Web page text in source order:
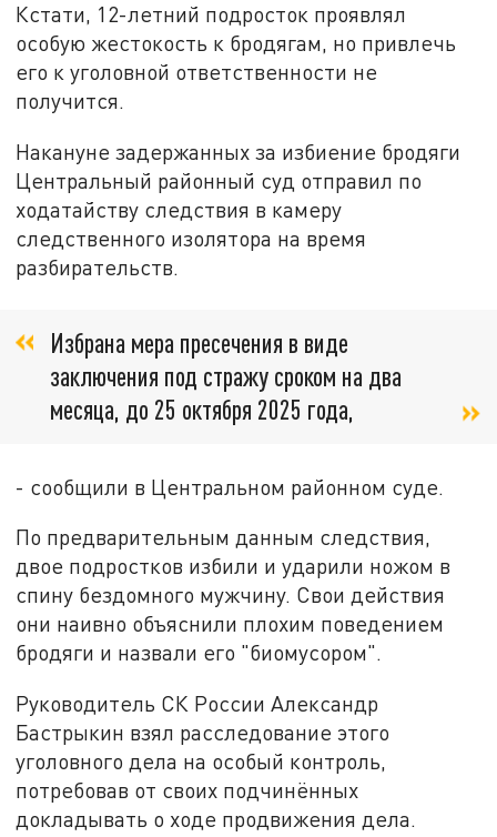
Кстати, 12-летний подросток проявлял
особую жестокость к бродягам, но привлечь
его к уголовной ответственности не
получится.
Накануне задержанных за избиение бродяги
Центральный районный суд отправил по
ходатайству следствия в камеру
следственного изолятора на время
разбирательств.
Избрана мера пресечения в виде
заключения под стражу сроком на два
месяца, до 25 октября 2025 года,
- сообщили в Центральном районном суде.
По предварительным данным следствия,
двое подростков избили и ударили ножом в
спину бездомного мужчину. Свои действия
они наивно объяснили плохим поведением
бродяги и назвали его "биомусором".
Руководитель СК России Александр
Бастрыкин взял расследование этого
уголовного дела на особый контроль,
потребовав от своих подчинённых
докладывать о ходе продвижения дела.